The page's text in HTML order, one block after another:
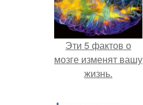
Эти 5 фактов о
мозге изменят вашу
жизнь.